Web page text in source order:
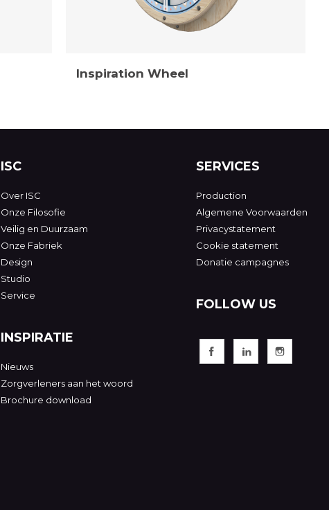
Inspiration Wheel
ISC
Over ISC
Onze Filosofie
Veilig en Duurzaam
Onze Fabriek
Design
Studio
Service
INSPIRATIE
Nieuws
Zorgverleners aan het woord
Brochure download
SERVICES
Production
Algemene Voorwaarden
Privacystatement
Cookie statement
Donatie campagnes
FOLLOW US